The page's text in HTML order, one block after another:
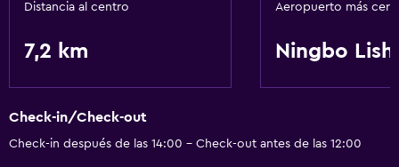
Distancia al centro
7,2 km
Aeropuerto más
Ningbo
Check-in/Check-out
Check-in después de las 14:00 - Check-out antes de las 12:00